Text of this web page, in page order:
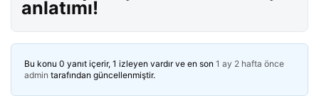
anlatımı!
Bu konu 0 yanıt içerir, 1 izleyen vardır ve en son 1 ay 2 hafta önce
admin tarafından güncellenmiştir.